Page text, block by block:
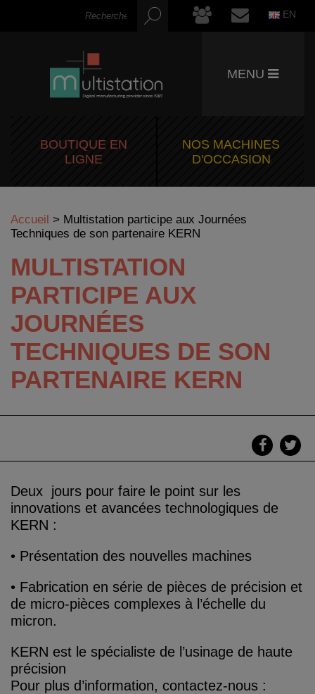
EN
MENU
BOUTIQUE EN
LIGNE
NOS MACHINES
D'OCCASION
Accueil > Multistation participe aux Journées
Techniques de son partenaire KERN
MULTISTATION
PARTICIPE AUX
JOURNÉES
TECHNIQUES DE SON
PARTENAIRE KERN
Deux jours pour faire le point sur les
innovations et avancées technologiques de
KERN :
• Présentation des nouvelles machines
• Fabrication en série de pièces de précision et
de micro-pièces complexes à l’échelle du
micron.
KERN est le spécialiste de l’usinage de haute
précision
Pour plus d’information, contactez-nous :